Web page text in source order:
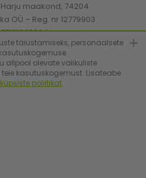
maakond, 74204
OÜ – Reg. nr 12779903
protected]
täiustamiseks, personaalsete
allpool olevate valikuliste
kasutuskogemust. Lisateabe
küpsiste poliitikat.